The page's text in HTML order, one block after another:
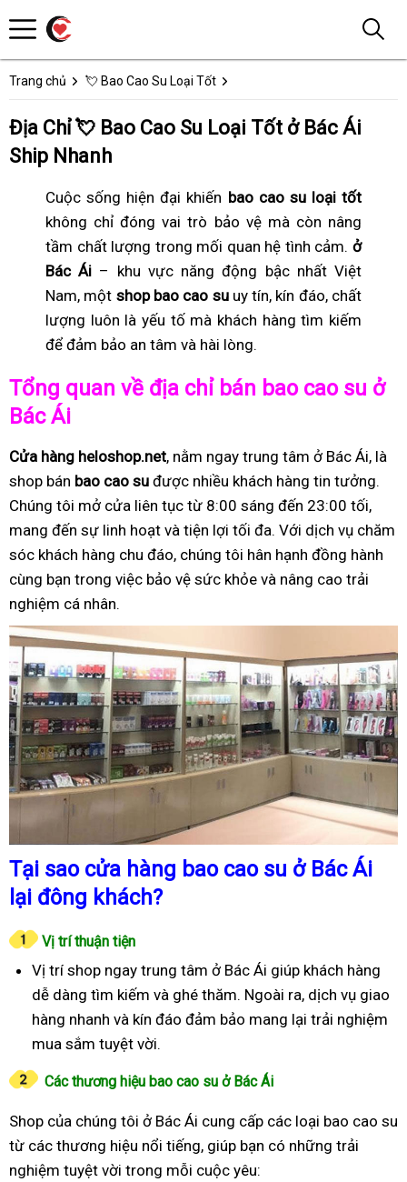
Trang chủ 💘 Bao Cao Su Loại Tốt
Địa Chỉ 💘 Bao Cao Su Loại Tốt ở Bác Ái
Ship Nhanh
Cuộc sống hiện đại khiến bao cao su loại tốt
không chỉ đóng vai trò bảo vệ mà còn nâng
tầm chất lượng trong mối quan hệ tình cảm. ở
Bác Ái – khu vực năng động bậc nhất Việt
Nam, một shop bao cao suuy tín, kín đáo, chất
lượng luôn là yếu tố mà khách hàng tìm kiếm
để đảm bảo an tâm và hài lòng.
Tổng quan về địa chỉ bán bao cao su ở
Bác Ái
Cửa hàng heloshop.net, nằm ngay trung tâm ở Bác Ái, là
shop bán bao cao su được nhiều khách hàng tin tưởng.
Chúng tôi mở cửa liên tục từ 8:00 sáng đến 23:00 tối,
mang đến sự linh hoạt và tiện lợi tối đa. Với dịch vụ chăm
sóc khách hàng chu đáo, chúng tôi hân hạnh đồng hành
cùng bạn trong việc bảo vệ sức khỏe và nâng cao trải
nghiệm cá nhân.
Tại sao cửa hàng bao cao su ở Bác Ái
lại đông khách?
Vị trí thuận tiện
Vị trí shop ngay trung tâm ở Bác Ái giúp khách hàng
dễ dàng tìm kiếm và ghé thăm. Ngoài ra, dịch vụ giao
hàng nhanh và kín đáo đảm bảo mang lại trải nghiệm
mua sắm tuyệt vời.
Các thương hiệu bao cao su ở Bác Ái
Shop của chúng tôi ở Bác Ái cung cấp các loại bao cao su
từ các thương hiệu nổi tiếng, giúp bạn có những trải
nghiệm tuyệt vời trong mỗi cuộc yêu: